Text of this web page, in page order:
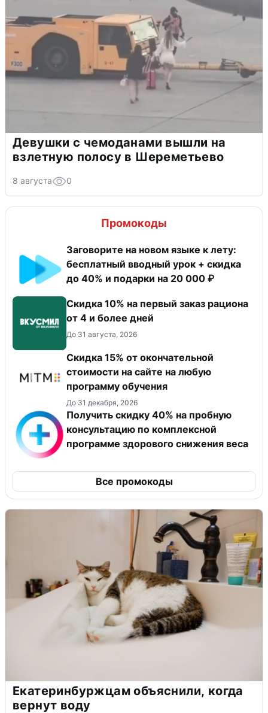
Девушки с чемоданами вышли на
взлетную полосу в Шереметьево
8 августа 0
Промокоды
Заговорите на новом языке к лету:
бесплатный вводный урок + скидка
до 40% и подарки на 20 000 ₽
Скидка 10% на первый заказ рациона
от 4 и более дней
До 31 августа, 2026
Скидка 15% от окончательной
стоимости на сайте на любую
программу обучения
До 31 декабря, 2026
Получить скидку 40% на пробную
консультацию по комплексной
программе здорового снижения веса
Все промокоды
Екатеринбуржцам объяснили, когда
вернут воду